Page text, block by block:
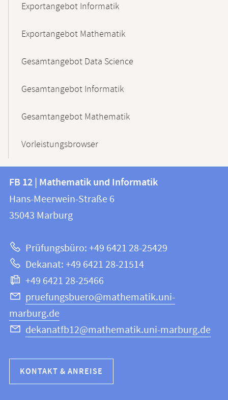
Exportangebot Informatik
Exportangebot Mathematik
Gesamtangebot Data Science
Gesamtangebot Informatik
Gesamtangebot Mathematik
Vorleistungsbrowser
Kontakt
und
Informationen
Website
FB
12
|
und
Informatik
FB 12 | Mathematik und Informatik
Hans-Meerwein-Straße 6
35043 Marburg
Prüfungsbüro: +49 6421 28-25429
Dekanat: +49 6421 28-21514
+49 6421 28-25466
pruefungsbuero@mathematik.uni-
marburg.de
dekanatfb12@mathematik.uni-marburg.de
KONTAKT & ANREISE